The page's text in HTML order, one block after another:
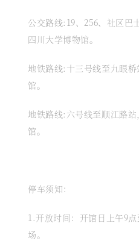
公交路线:19、256、社区巴
四川大学博物馆。
地铁路线:十三号线至九眼
馆。
地铁路线:六号线至顺江路
馆。
停车须知：
1.开放时间：开馆日上午9
场。